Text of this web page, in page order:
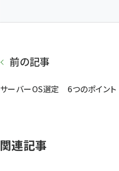
前の記事
サーバーOS選定 6つのポイント
関連記事